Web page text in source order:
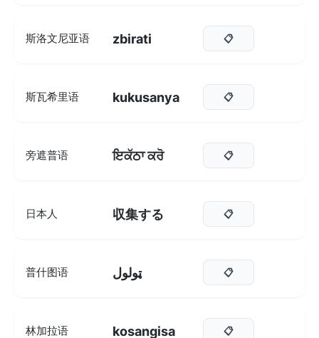
斯洛文尼亚语 zbirati 📋
斯瓦希里语 kukusanya 📋
旁遮普语 ਇਕੱਠਾ ਕਰੋ 📋
日本人 収集する 📋
普什图语 ټولول 📋
林加拉语 kosangisa 📋